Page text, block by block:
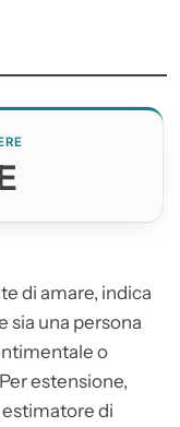
di amare, indica
sia una persona
o
estensione,
di